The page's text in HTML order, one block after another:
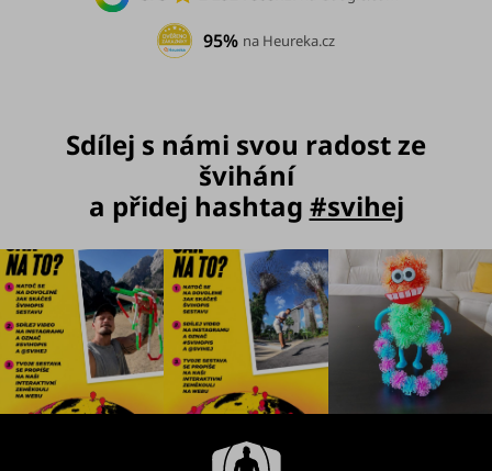
95% na Heureka.cz
Sdílej s námi svou radost ze
švihání
a přidej hashtag #svihej